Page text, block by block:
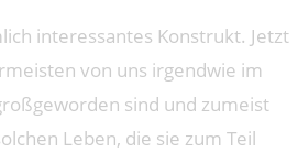
interessantes Konstrukt. Jetzt
von uns irgendwie im
sind und zumeist
Leben, die sie zum Teil